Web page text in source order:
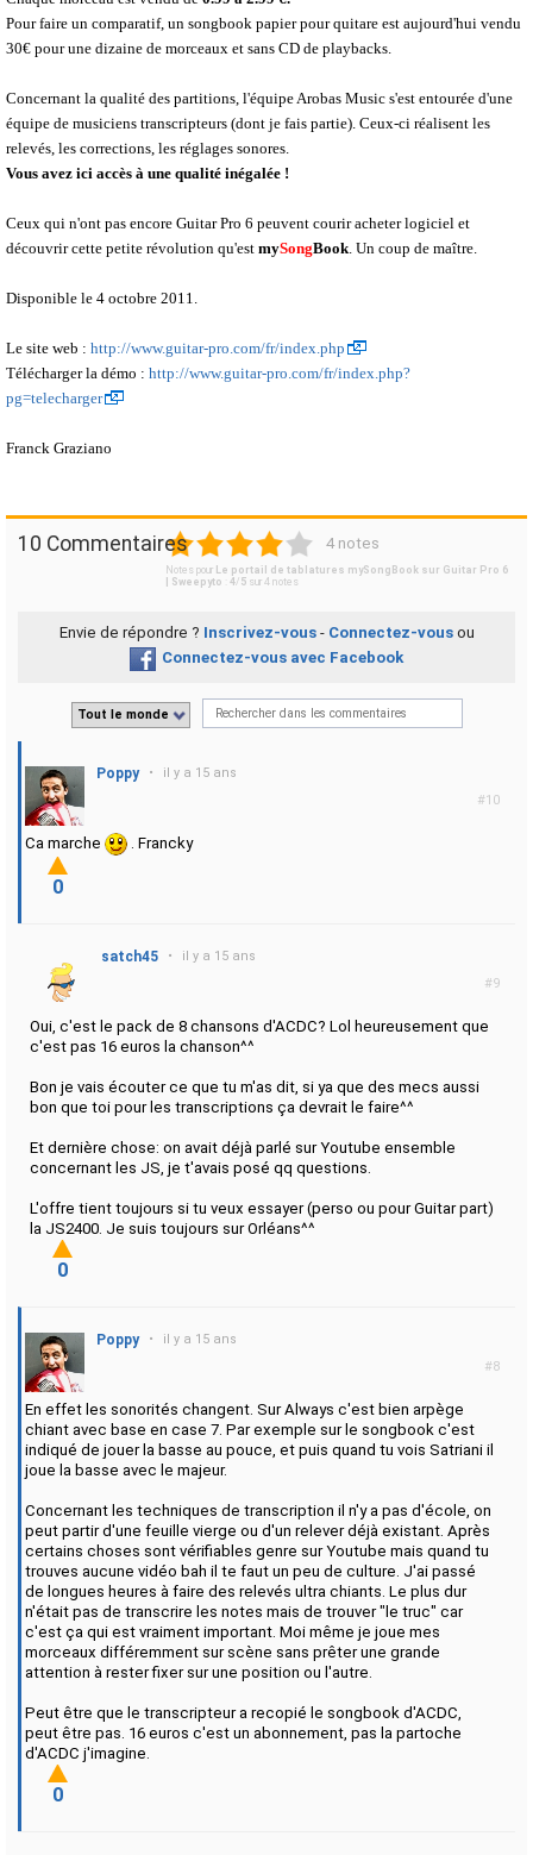
Pour faire un comparatif, un songbook papier pour quitare est aujourd'hui vendu
30€ pour une dizaine de morceaux et sans CD de playbacks.
Concernant la qualité des partitions, l'équipe Arobas Music s'est entourée d'une
équipe de musiciens transcripteurs (dont je fais partie). Ceux-ci réalisent les
relevés, les corrections, les réglages sonores.
Vous avez ici accès à une qualité inégalée !
Ceux qui n'ont pas encore Guitar Pro 6 peuvent courir acheter logiciel et
découvrir cette petite révolution qu'est mySongBook. Un coup de maître.
Disponible le 4 octobre 2011.
Le site web : http://www.guitar-pro.com/fr/index.php
Télécharger la démo : http://www.guitar-pro.com/fr/index.php?
pg=telecharger
Franck Graziano
10 Commentaires
1 2 3 4 4 notes
Notes pour Le portail de tablatures mySongBook sur Guitar Pro 6
| Sweepyto
4/ 5 sur 4 notes
Envie de répondre ? Inscrivez-vous- Connectez-vousou
Connectez-vous avec Facebook
Tout le monde
#10
Poppy • il y a 15 ans
Ca marche . Francky
0
#9
satch45 • il y a 15 ans
Oui, c'est le pack de 8 chansons d'ACDC? Lol heureusement que
c'est pas 16 euros la chanson^^
Bon je vais écouter ce que tu m'as dit, si ya que des mecs aussi
bon que toi pour les transcriptions ça devrait le faire^^
Et dernière chose: on avait déjà parlé sur Youtube ensemble
concernant les JS, je t'avais posé qq questions.
L'offre tient toujours si tu veux essayer (perso ou pour Guitar part)
la JS2400. Je suis toujours sur Orléans^^
0
#8
Poppy • il y a 15 ans
En effet les sonorités changent. Sur Always c'est bien arpège
chiant avec base en case 7. Par exemple sur le songbook c'est
indiqué de jouer la basse au pouce, et puis quand tu vois Satriani il
joue la basse avec le majeur.
Concernant les techniques de transcription il n'y a pas d'école, on
peut partir d'une feuille vierge ou d'un relever déjà existant. Après
certains choses sont vérifiables genre sur Youtube mais quand tu
trouves aucune vidéo bah il te faut un peu de culture. J'ai passé
de longues heures à faire des relevés ultra chiants. Le plus dur
n'était pas de transcrire les notes mais de trouver "le truc" car
c'est ça qui est vraiment important. Moi même je joue mes
morceaux différemment sur scène sans prêter une grande
attention à rester fixer sur une position ou l'autre.
Peut être que le transcripteur a recopié le songbook d'ACDC,
peut être pas. 16 euros c'est un abonnement, pas la partoche
d'ACDC j'imagine.
0